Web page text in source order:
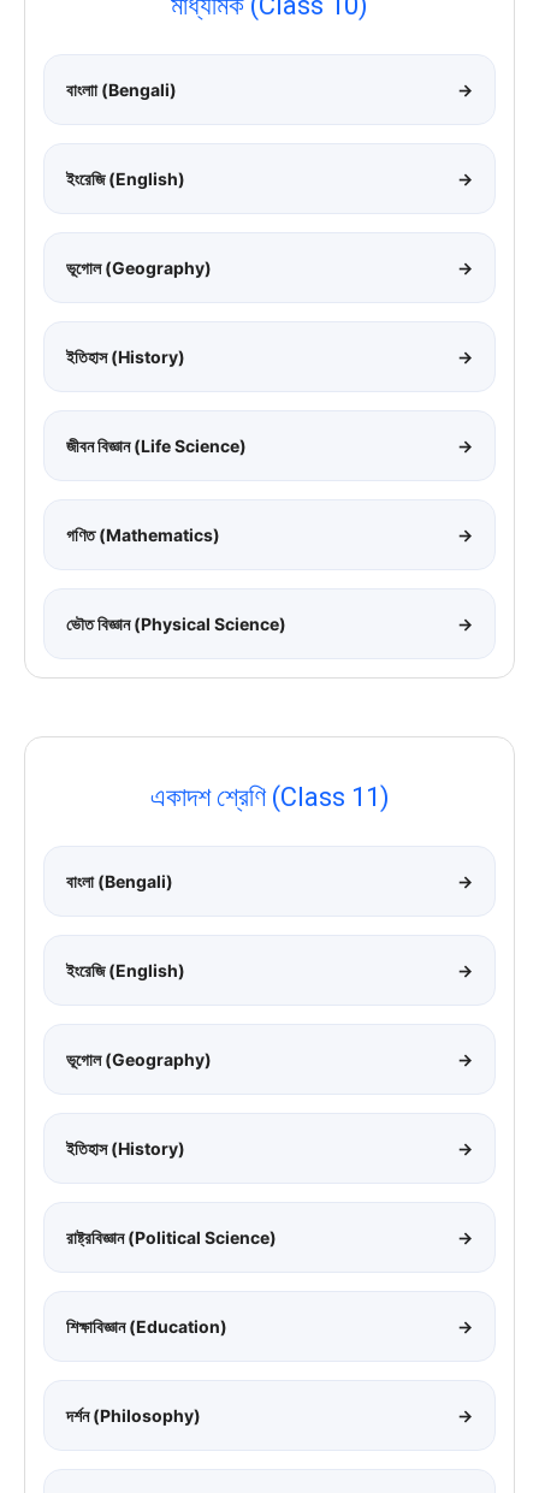
বাংলাা (Bengali) →
ইংরেজি (English) →
ভূগোল (Geography) →
ইতিহাস (History) →
জীবন বিজ্ঞান (Life Science) →
গণিত (Mathematics) →
ভৌত বিজ্ঞান (Physical Science) →
একাদশ শ্রেণি (Class 11)
বাংলা (Bengali) →
ইংরেজি (English) →
ভূগোল (Geography) →
ইতিহাস (History) →
রাষ্ট্রবিজ্ঞান (Political Science) →
শিক্ষাবিজ্ঞান (Education) →
দর্শন (Philosophy) →